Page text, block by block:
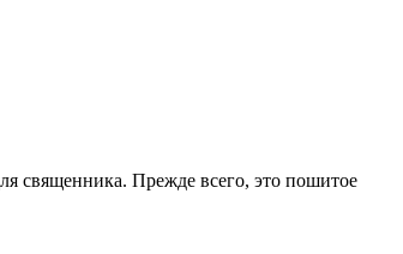
священника. Прежде всего, это пошитое